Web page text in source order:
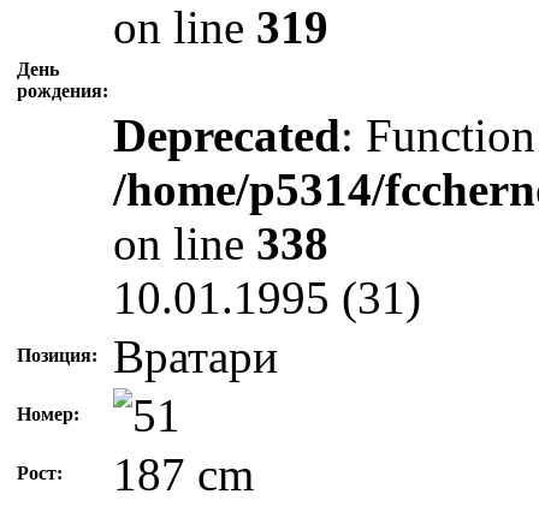
День
рождения:
on line 319
Deprecated:
/home/p5314/
on line 338
10.01.1995 (31)
Позиция: Вратари
Номер:
Рост: 187 cm